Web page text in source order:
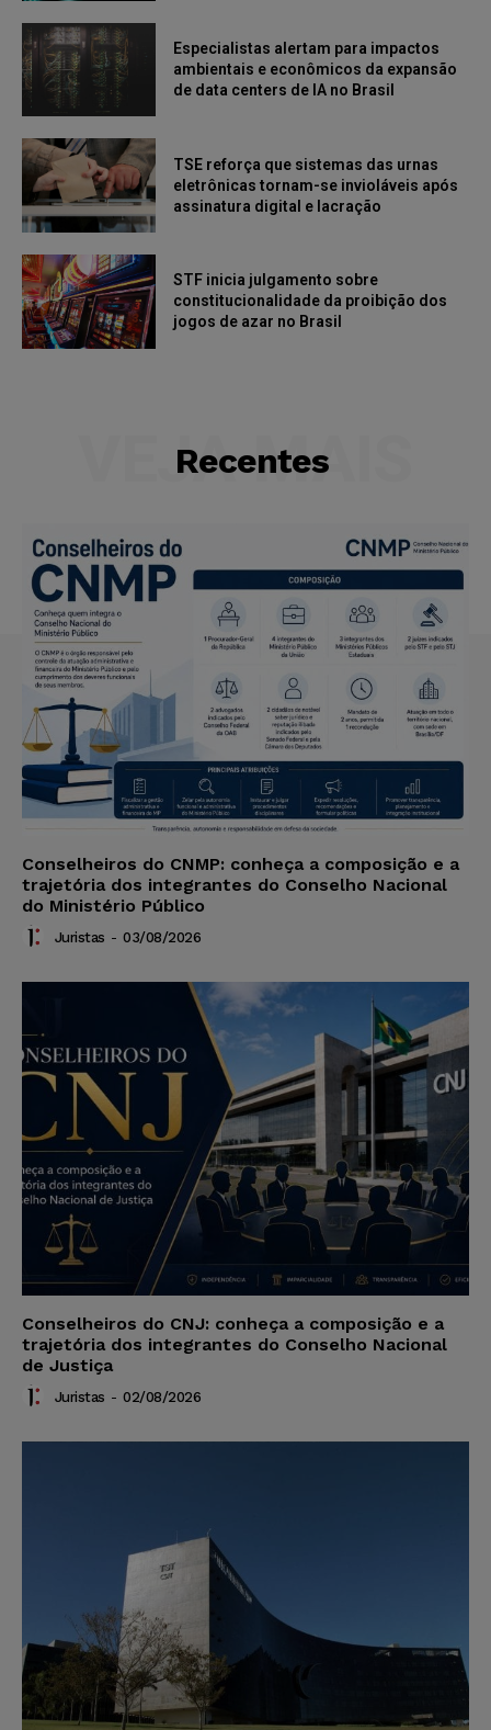
Especialistas alertam para impactos
ambientais e econômicos da expansão
de data centers de IA no Brasil
TSE reforça que sistemas das urnas
eletrônicas tornam-se invioláveis após
assinatura digital e lacração
STF inicia julgamento sobre
constitucionalidade da proibição dos
jogos de azar no Brasil
Recentes
VEJA MAIS
Conselheiros do CNMP: conheça a composição e a
trajetória dos integrantes do Conselho Nacional
do Ministério Público
Juristas - 03/08/2026
Conselheiros do CNJ: conheça a composição e a
trajetória dos integrantes do Conselho Nacional
de Justiça
Juristas - 02/08/2026